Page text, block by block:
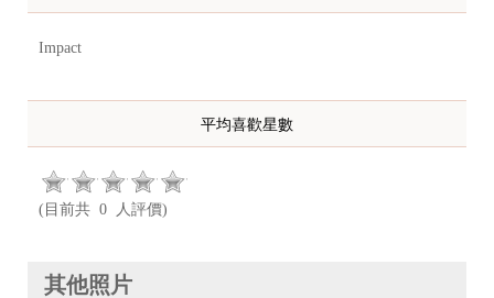
Impact
平均喜歡星數
(目前共 0 人評價)
其他照片